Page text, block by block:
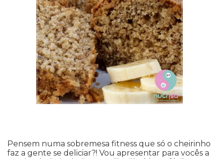
Pensem numa sobremesa fitness que só o cheirinho
faz a gente se deliciar?! Vou apresentar para vocês a